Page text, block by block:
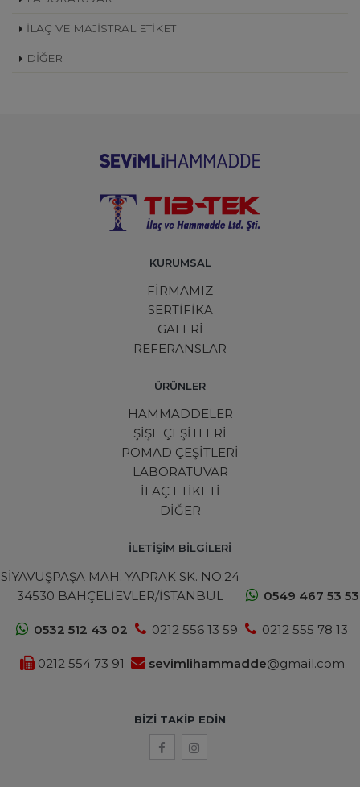
İLAÇ VE MAJİSTRAL ETİKET
DİĞER
KURUMSAL
FİRMAMIZ
SERTİFİKA
GALERİ
REFERANSLAR
ÜRÜNLER
HAMMADDELER
ŞİŞE ÇEŞİTLERİ
POMAD ÇEŞİTLERİ
LABORATUVAR
İLAÇ ETİKETİ
DİĞER
İLETİŞİM BİLGİLERİ
SİYAVUŞPAŞA MAH. YAPRAK SK. NO:24
34530 BAHÇELİEVLER/İSTANBUL
0549 467 53 53
0532 512 43 02 0212 556 13 59 0212 555 78 13
0212 554 73 91 sevimlihammadde@gmail.com
BIZI TAKIP EDIN